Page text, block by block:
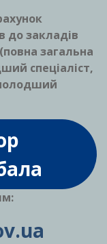
до закладів
загальна
спеціаліст,